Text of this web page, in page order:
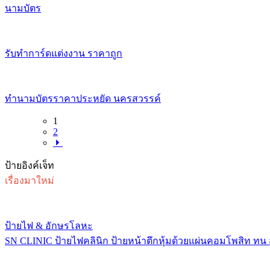
นามบัตร
รับทำการ์ดแต่งงาน ราคาถูก
ทำนามบัตรราคาประหยัด นครสวรรค์
1
2
ป้ายอิงค์เจ็ท
เรื่องมาใหม่
ป้ายไฟ & อักษรโลหะ
SN CLINIC ป้ายไฟคลินิก ป้ายหน้าตึกหุ้มด้วยแผ่นคอมโพสิท ทน